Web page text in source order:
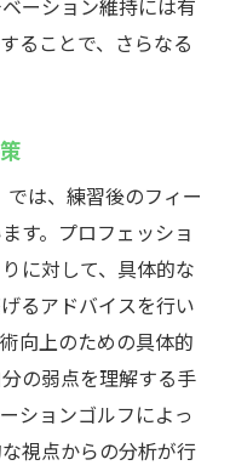
ーション維持には有
ることで、さらなる
では、練習後のフィー
す。プロフェッショ
に対して、具体的な
るアドバイスを行い
向上のための具体的
の弱点を理解する手
ションゴルフによっ
視点からの分析が行